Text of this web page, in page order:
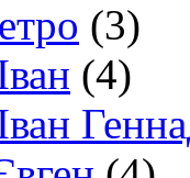
(3)
(4)